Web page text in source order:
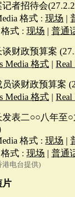
者招待会
格式 : 现场 |
式 : 现场 | 普通
财政预算案
Media 格式 |
谈财政预算案
Media 格式 |
发表二○○八年至
格式 : 现场 |
式 : 现场 | 普通
港电台提供)
片